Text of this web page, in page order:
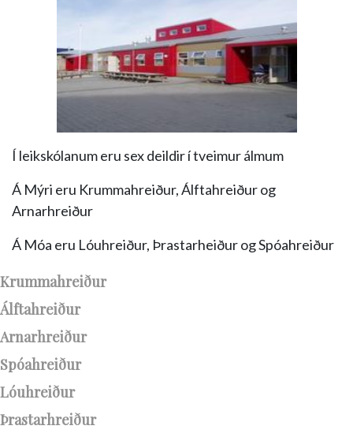
Í leikskólanum eru sex deildir í tveimur álmum
Á Mýri eru Krummahreiður, Álftahreiður og
Arnarhreiður
Á Móa eru Lóuhreiður, Þrastarheiður og Spóahreiður
Krummahreiður
Álftahreiður
Arnarhreiður
Spóahreiður
Lóuhreiður
Þrastarhreiður